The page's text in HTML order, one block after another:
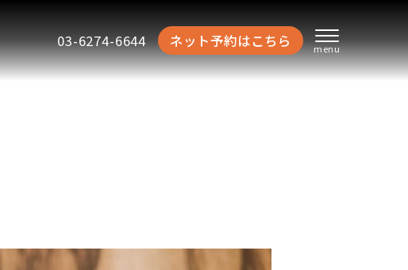
03-6274-6644 ネット予約はこちら